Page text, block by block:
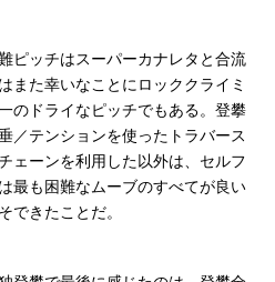
ピッチはスーパーカナレタと合流
また幸いなことにロッククライミ
のドライなピッチでもある。登攀
／テンションを使ったトラバース
ェーンを利用した以外は、セルフ
最も困難なムーブのすべてが良い
できたことだ。